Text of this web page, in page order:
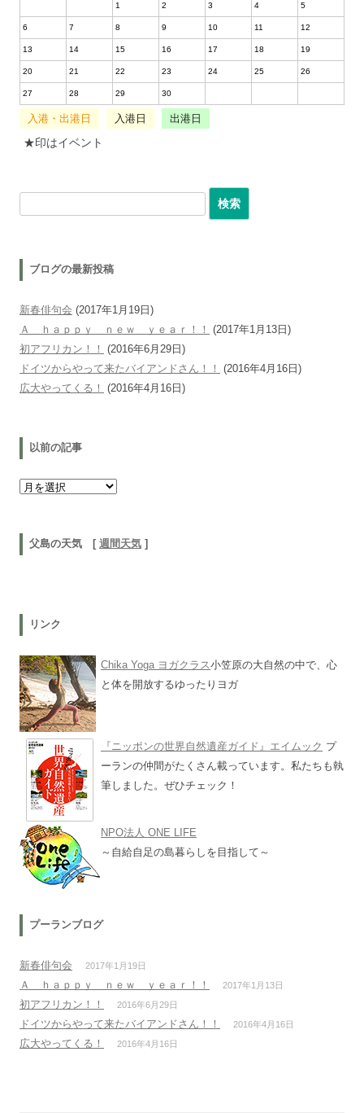
1
2 3 4 5
6 7 8 9 10 11 12
13 14 15 16 17 18 19
20 21 22 23 24 25 26
27 28 29 30
入港・出港日 入港日 出港日
★印はイベント
検索:
ブログの最新投稿
新春俳句会 (2017年1月19日)
Ａ ｈａｐｐｙ ｎｅｗ ｙｅａｒ！！
(2017年1月13日)
初アフリカン！！
(2016年6月29日)
ドイツからやって来たバイアンドさん！！
(2016年4月16日)
広大やってくる！
(2016年4月16日)
以前の記事
以前の記事
父島の天気 [ 週間天気 ]
リンク
Chika Yoga ヨガクラス小笠原の大自然の中で、心
と体を開放するゆったりヨガ
『ニッポンの世界自然遺産ガイド』エイムック プ
ーランの仲間がたくさん載っています。私たちも執
筆しました。ぜひチェック！
NPO法人 ONE LIFE
～自給自足の島暮らしを目指して～
プーランブログ
新春俳句会 2017年1月19日
Ａ ｈａｐｐｙ ｎｅｗ ｙｅａｒ！！ 2017年1月13日
初アフリカン！！ 2016年6月29日
ドイツからやって来たバイアンドさん！！ 2016年4月16日
広大やってくる！ 2016年4月16日